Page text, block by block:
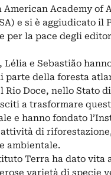
American Academy of
e si è aggiudicato il
per la pace degli
Lélia e Sebastião
parte della foresta
Rio Doce, nello Stato
a trasformare
e hanno fondato
di
ambientale.
Terra ha dato vita
varietà di specie